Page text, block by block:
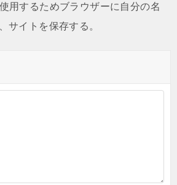
用するためブラウザーに自分の名
サイトを保存する。